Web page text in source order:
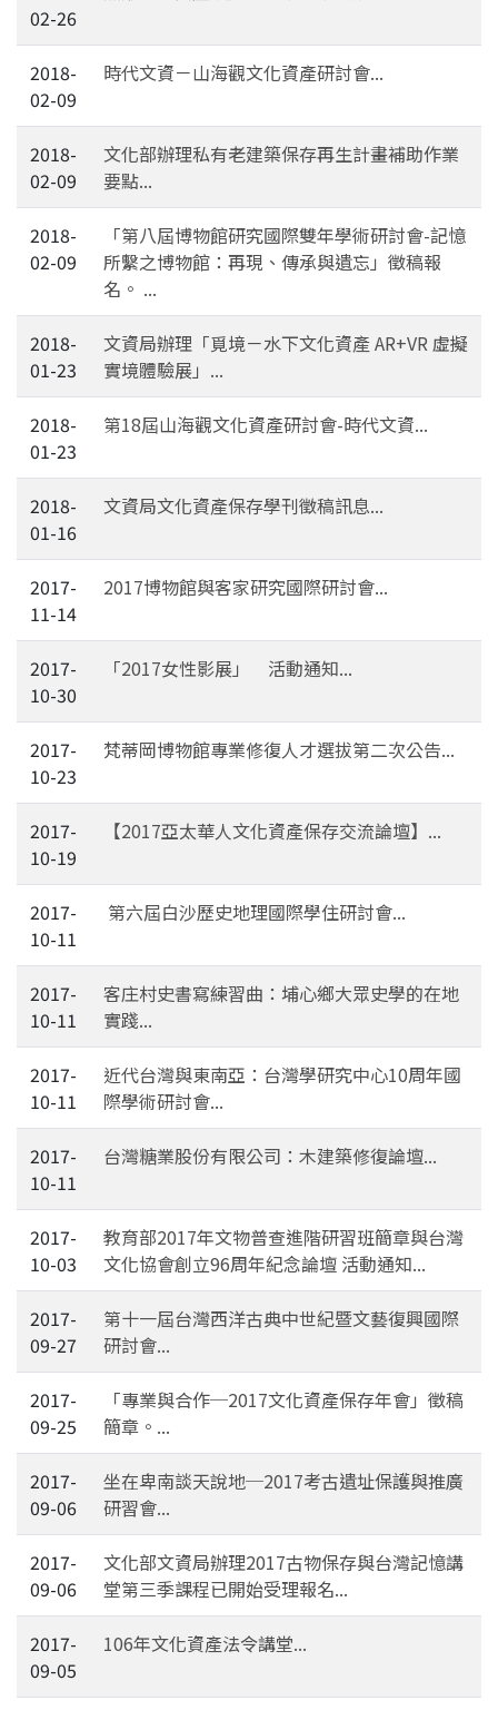
02-26
2018-
02-09
時代文資－山海觀文化資產研討會...
2018-
02-09
文化部辦理私有老建築保存再生計畫補助作業
要點...
2018-
02-09
「第八屆博物館研究國際雙年學術研討會-記憶
所繫之博物館：再現、傳承與遺忘」徵稿報
名。 ...
2018-
01-23
文資局辦理「覓境－水下文化資產 AR+VR 虛擬
實境體驗展」...
2018-
01-23
第18屆山海觀文化資產研討會-時代文資...
2018-
01-16
文資局文化資產保存學刊徵稿訊息...
2017-
11-14
2017博物館與客家研究國際研討會...
2017-
10-30
「2017女性影展」 活動通知...
2017-
10-23
梵蒂岡博物館專業修復人才選拔第二次公告...
2017-
10-19
【2017亞太華人文化資產保存交流論壇】...
2017-
10-11
第六屆白沙歷史地理國際學住研討會...
2017-
10-11
客庄村史書寫練習曲：埔心鄉大眾史學的在地
實踐...
2017-
10-11
近代台灣與東南亞：台灣學研究中心10周年國
際學術研討會...
2017-
10-11
台灣糖業股份有限公司：木建築修復論壇...
2017-
10-03
教育部2017年文物普查進階研習班簡章與台灣
文化協會創立96周年紀念論壇 活動通知...
2017-
09-27
第十一屆台灣西洋古典中世紀暨文藝復興國際
研討會...
2017-
09-25
「專業與合作─2017文化資產保存年會」徵稿
簡章。...
2017-
09-06
坐在卑南談天說地─2017考古遺址保護與推廣
研習會...
2017-
09-06
文化部文資局辦理2017古物保存與台灣記憶講
堂第三季課程已開始受理報名...
2017-
09-05
106年文化資產法令講堂...